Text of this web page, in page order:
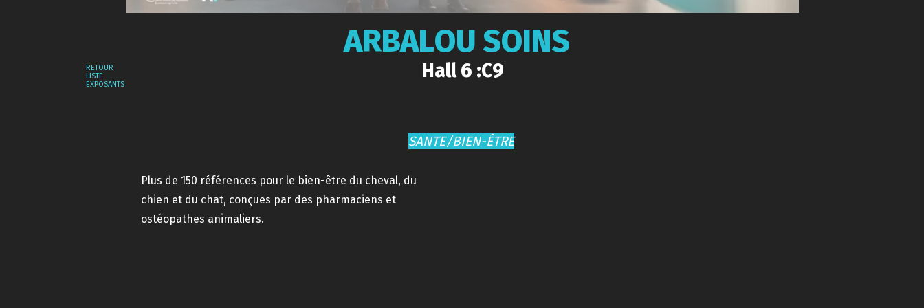
ARBALOU SOINS
Hall 6 :C9
RETOUR
LISTE
EXPOSANTS
SANTE/BIEN-ÊTRE
Plus de 150 références pour le bien-être du cheval, du
chien et du chat, conçues par des pharmaciens et
ostéopathes animaliers.